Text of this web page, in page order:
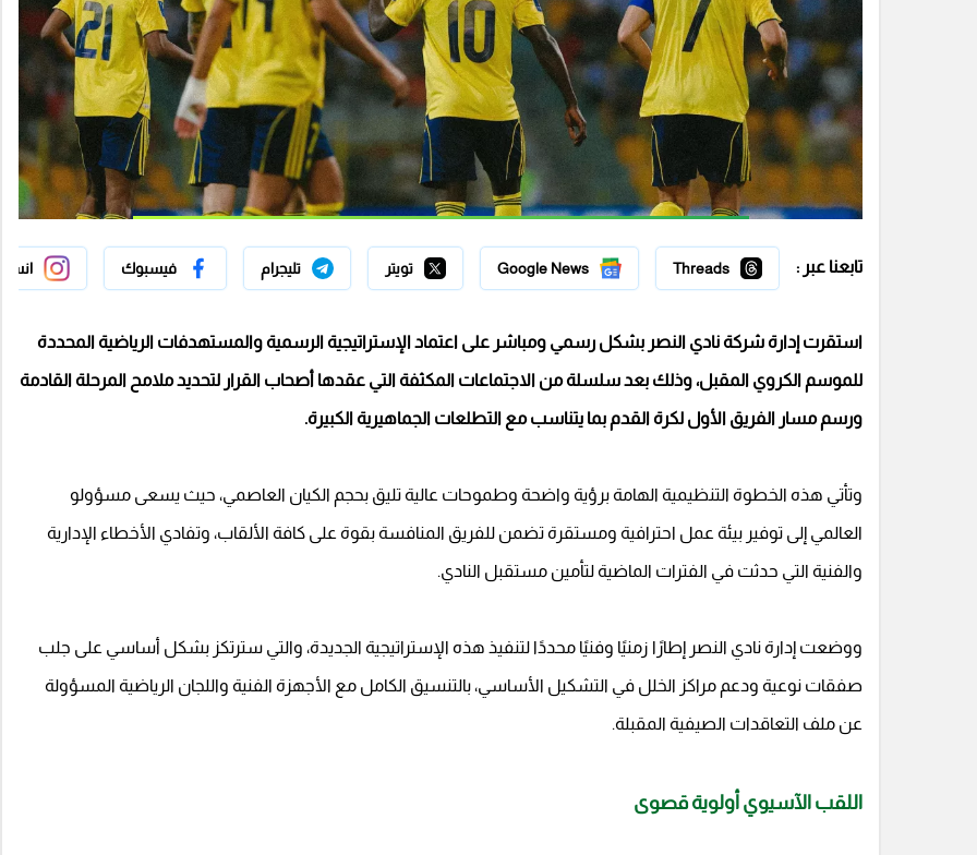
تابعنا عبر : Threads
Google News تويتر تليجرام فيسبوك
استقرت إدارة شركة نادي النصر بشكل رسمي ومباشر على اعتماد الإستراتيجية الرسمية والمستهدفات الرياضية المحددة
للموسم الكروي المقبل، وذلك بعد سلسلة من الاجتماعات المكثفة التي عقدها أصحاب القرار لتحديد ملامح المرحلة القادمة
ورسم مسار الفريق الأول لكرة القدم بما يتناسب مع التطلعات الجماهيرية الكبيرة.
وتأتي هذه الخطوة التنظيمية الهامة برؤية واضحة وطموحات عالية تليق بحجم الكيان العاصمي، حيث يسعى مسؤولو
العالمي إلى توفير بيئة عمل احترافية ومستقرة تضمن للفريق المنافسة بقوة على كافة الألقاب، وتفادي الأخطاء الإدارية
والفنية التي حدثت في الفترات الماضية لتأمين مستقبل النادي.
ووضعت إدارة نادي النصر إطارًا زمنيًا وفنيًا محددًا لتنفيذ هذه الإستراتيجية الجديدة، والتي سترتكز بشكل أساسي على جلب
صفقات نوعية ودعم مراكز الخلل في التشكيل الأساسي، بالتنسيق الكامل مع الأجهزة الفنية واللجان الرياضية المسؤولة
عن ملف التعاقدات الصيفية المقبلة.
اللقب الآسيوي أولوية قصوى